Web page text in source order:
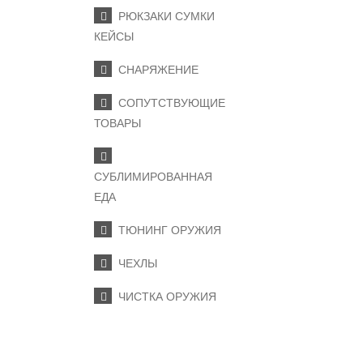
РЮКЗАКИ СУМКИ
КЕЙСЫ
СНАРЯЖЕНИЕ
СОПУТСТВУЮЩИЕ
ТОВАРЫ
СУБЛИМИРОВАННАЯ
ЕДА
ТЮНИНГ ОРУЖИЯ
ЧЕХЛЫ
ЧИСТКА ОРУЖИЯ